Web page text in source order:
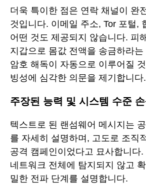
더욱 특이한 점은 연락 채널이 완
것입니다. 이메일 주소, Tor 포털,
어떤 것도 제공되지 않습니다. 피
지갑으로 몸값 전액을 송금하라
암호 해독이 자동으로 이루어질
빙성에 심각한 의문을 제기합니다.
주장된 능력 및 시스템 수준
텍스트로 된 랜섬웨어 메시지는
를 자세히 설명하며, 고도로 조직
공격 캠페인이었다고 묘사합니다
네트워크 전체에 탐지되지 않고
밀한 전파 단계를 설명합니다.